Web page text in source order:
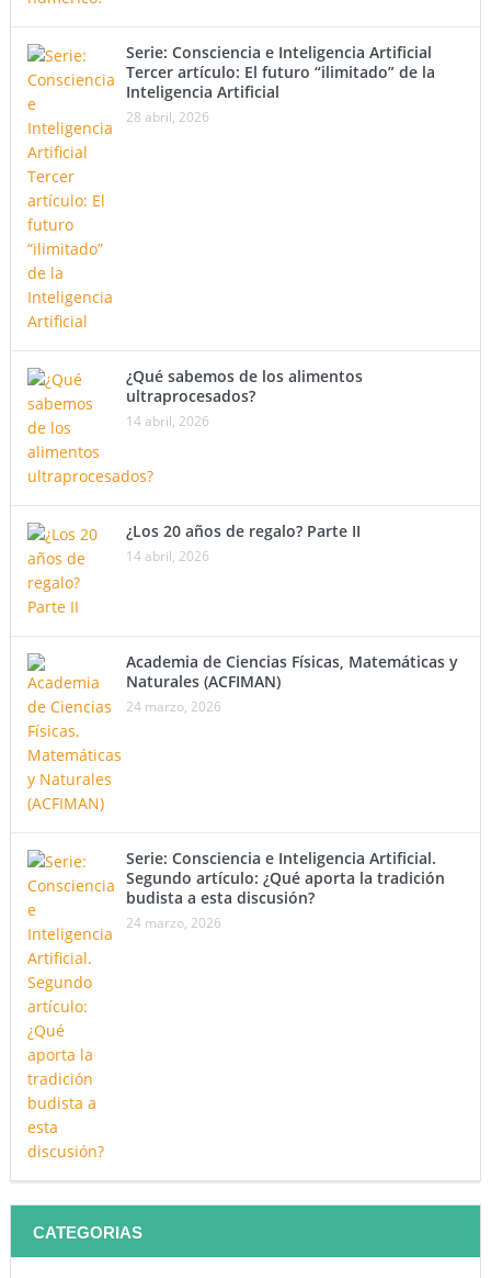
Serie: Consciencia e Inteligencia Artificial
Tercer artículo: El futuro “ilimitado” de la
Inteligencia Artificial
28 abril, 2026
¿Qué sabemos de los alimentos
ultraprocesados?
14 abril, 2026
¿Los 20 años de regalo? Parte II
14 abril, 2026
Academia de Ciencias Físicas, Matemáticas y
Naturales (ACFIMAN)
24 marzo, 2026
Serie: Consciencia e Inteligencia Artificial.
Segundo artículo: ¿Qué aporta la tradición
budista a esta discusión?
24 marzo, 2026
CATEGORIAS